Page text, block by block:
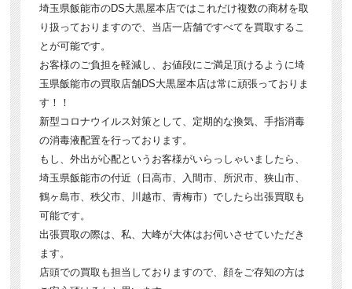
埼玉県飯能市のDS大黒屋本店ではこれだけ複数の商材を取
り扱っておりますので、当店一店舗ですべてを買取するこ
とが可能です。
お客様のご負担を軽減し、お値段にご満足頂けるように埼
玉県飯能市の買取店舗DS大黒屋本店は常に頑張っておりま
す！！
新型コロナウイルス対策として、定期的な換気、手指消毒
の消毒液配置を行っております。
もし、外出が心配というお客様がいらっしゃいましたら、
埼玉県飯能市の付近（日高市、入間市、所沢市、狭山市、
鶴ヶ島市、秩父市、川越市、青梅市）でしたら出張買取も
可能です。
出張買取の際は、私、大峰が大体はお伺いさせていただき
ます。
店頭での買取も担当しておりますので、顔をご存知の方は